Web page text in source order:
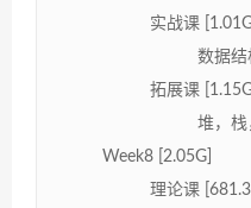
实战课
数据结
拓展课
堆，栈
Week8 [2.05G]
理论课